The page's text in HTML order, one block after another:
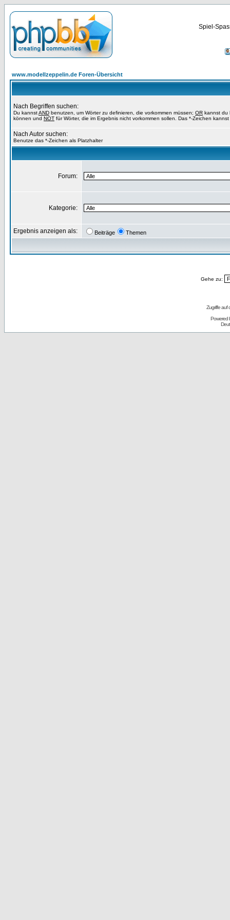
Spiel-
www.modellzeppelin.de Foren-Übersicht
Nach Begriffen suchen:
Du kannstAND benutzen, um Wörter zu definieren, die vorkommen müssen; OR kannst du
können und NOT für Wörter, die im Ergebnis nicht vorkommen sollen. Das *-Zeichen
Nach Autor suchen:
Benutze das *-Zeichen als Platzhalter
Forum:
Kategorie:
Ergebnis anzeigen als: Beiträge Themen
Gehe zu:
Zugriffe auf
Powered